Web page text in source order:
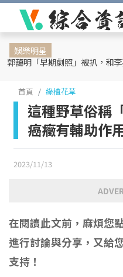
娛樂明星
首頁 綠植花草
這種野草俗稱
癌癥有輔助作
2023/11/13
在閱讀此文前，麻煩您
進行討論與分享，又給
支持！